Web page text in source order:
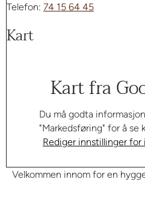
Velkommen innom for en
Telefon: 74 15 64 45
Kart
Kart fra
Du må godta
"Markedsføring" for å se
Rediger innstillinger for